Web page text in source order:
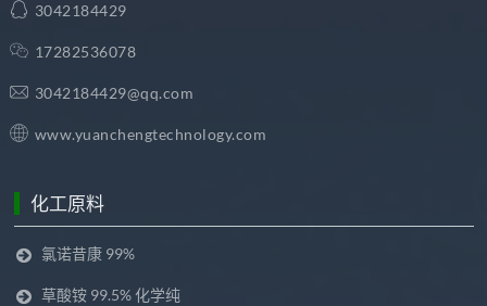
3042184429
17282536078
3042184429@qq.com
www.yuanchengtechnology.com
化工原料
氯诺昔康 99%
草酸铵 99.5% 化学纯